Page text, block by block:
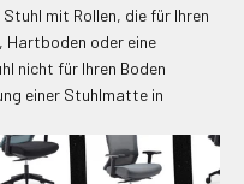
mit Rollen, die für Ihren
Hartboden oder eine
nicht für Ihren Boden
einer Stuhlmatte in